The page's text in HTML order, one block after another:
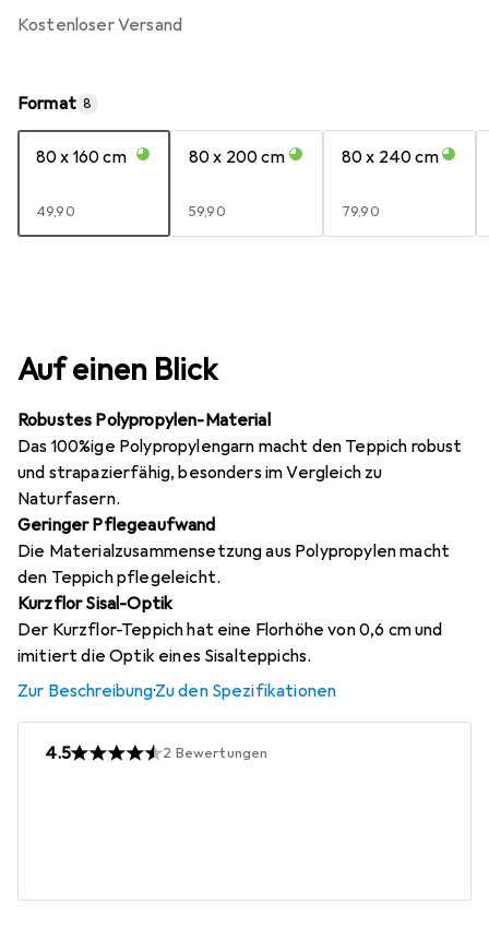
kostenloser Versand
Format 8
80 x 160 cm
EUR
49,90
80 x 200 cm
EUR
59,90
80 x 240 cm
EUR
79,90
Auf einen Blick
Robustes Polypropylen-Material
Das 100%ige Polypropylengarn macht den Teppich robust
und strapazierfähig, besonders im Vergleich zu
Naturfasern.
Geringer Pflegeaufwand
Die Materialzusammensetzung aus Polypropylen macht
den Teppich pflegeleicht.
Kurzflor Sisal-Optik
Der Kurzflor-Teppich hat eine Florhöhe von 0,6 cm und
imitiert die Optik eines Sisalteppichs.
Zur Beschreibung·Zu den Spezifikationen
4.5 2 Bewertungen